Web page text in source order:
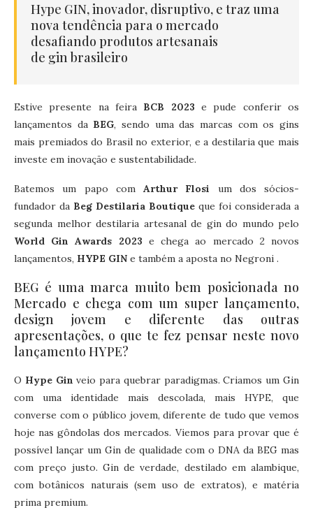
Hype GIN, inovador, disruptivo, e traz uma
nova tendência para o mercado
desafiando produtos artesanais
de gin brasileiro
Estive presente na feira BCB 2023 e pude conferir os
lançamentos da BEG, sendo uma das marcas com os gins
mais premiados do Brasil no exterior, e a destilaria que mais
investe em inovação e sustentabilidade.
Batemos um papo com Arthur Flosi um dos sócios-
fundador da Beg Destilaria Boutique que foi considerada a
segunda melhor destilaria artesanal de gin do mundo pelo
World Gin Awards 2023 e chega ao mercado 2 novos
lançamentos, HYPE GIN e também a aposta no Negroni .
BEG é uma marca muito bem posicionada no
Mercado e chega com um super lançamento,
design jovem e diferente das outras
apresentações, o que te fez pensar neste novo
lançamento HYPE?
O Hype Gin veio para quebrar paradigmas. Criamos um Gin
com uma identidade mais descolada, mais HYPE, que
converse com o público jovem, diferente de tudo que vemos
hoje nas gôndolas dos mercados. Viemos para provar que é
possível lançar um Gin de qualidade com o DNA da BEG mas
com preço justo. Gin de verdade, destilado em alambique,
com botânicos naturais (sem uso de extratos), e matéria
prima premium.